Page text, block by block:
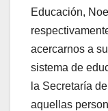
Educación,
acercarnos a
sistema de
la Secretaría
aquellas